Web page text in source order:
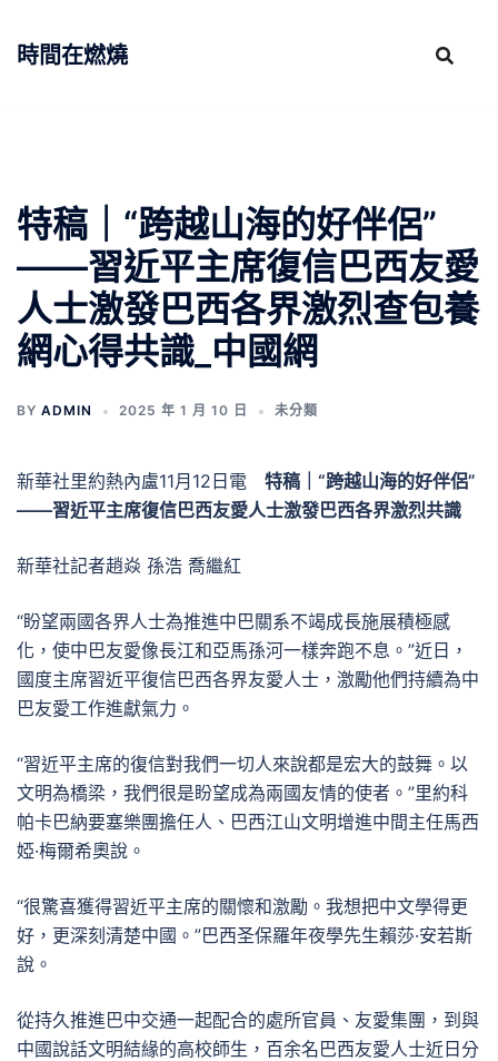
時間在燃燒
特稿｜“跨越山海的好伴侶”
——習近平主席復信巴西友愛
人士激發巴西各界激烈查包養
網心得共識_中國網
BY ADMIN 2025 年 1 月 10 日 未分類
新華社里約熱內盧11月12日電 特稿｜“跨越山海的好伴侶”
——習近平主席復信巴西友愛人士激發巴西各界激烈共識
新華社記者趙焱 孫浩 喬繼紅
“盼望兩國各界人士為推進中巴關系不竭成長施展積極感
化，使中巴友愛像長江和亞馬孫河一樣奔跑不息。”近日，
國度主席習近平復信巴西各界友愛人士，激勵他們持續為中
巴友愛工作進獻氣力。
“習近平主席的復信對我們一切人來說都是宏大的鼓舞。以
文明為橋梁，我們很是盼望成為兩國友情的使者。”里約科
帕卡巴納要塞樂團擔任人、巴西江山文明增進中間主任馬西
婭·梅爾希奧說。
“很驚喜獲得習近平主席的關懷和激勵。我想把中文學得更
好，更深刻清楚中國。”巴西圣保羅年夜學先生賴莎·安若斯
說。
從持久推進巴中交通一起配合的處所官員、友愛集團，到與
中國說話文明結緣的高校師生，百余名巴西友愛人士近日分